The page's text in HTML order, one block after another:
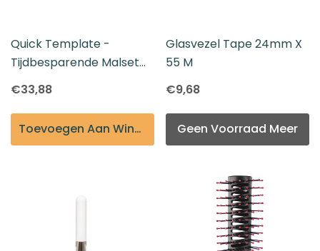
Quick Template -
Tijdbesparende Malset
Voor Op-Maat
Gemaakte Toupetten
€33,88
Toevoegen Aan Winkelmandje
Glasvezel Tape 24mm X
55 M
€9,68
Geen Voorraad Meer